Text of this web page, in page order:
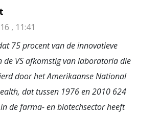
, 11:41
75 procent van de innovatieve
de VS afkomstig van laboratoria die
door het Amerikaanse National
dat tussen 1976 en 2010 624
de farma- en biotechsector heeft